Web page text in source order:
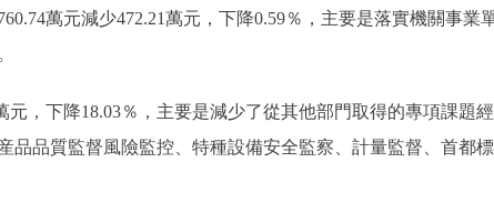
萬元減少472.21萬元，下降0.59％，主要是落實機關事業
，下降18.03％，主要是減少了從其他部門取得的專項課題
品質監督風險監控、特種設備安全監察、計量監督、首都